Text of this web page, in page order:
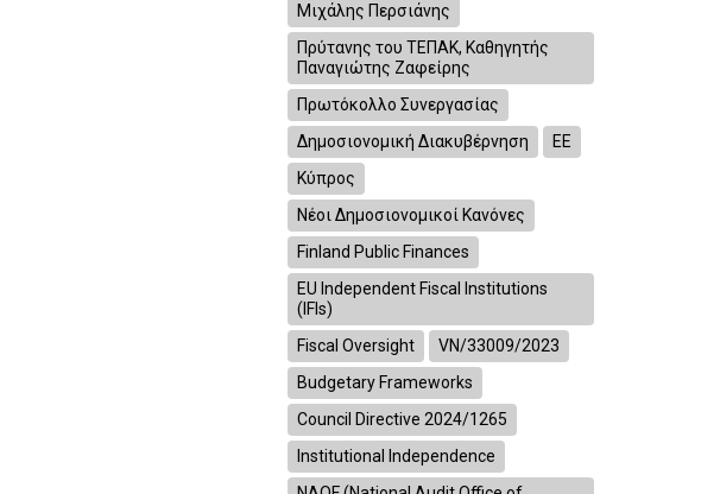
Μιχάλης Περσιάνης
Πρύτανης του ΤΕΠΑΚ, Καθηγητής
Παναγιώτης Ζαφείρης
Πρωτόκολλο Συνεργασίας
Δημοσιονομική Διακυβέρνηση
ΕΕ
Κύπρος
Νέοι Δημοσιονομικοί Κανόνες
Finland Public Finances
EU Independent Fiscal Institutions
(IFIs)
Fiscal Oversight
VN/33009/2023
Budgetary Frameworks
Council Directive 2024/1265
Institutional Independence